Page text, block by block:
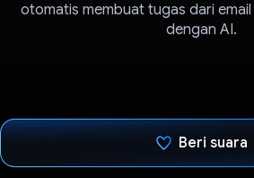
otomatis membuat tugas dari
dengan AI.
Beri suara